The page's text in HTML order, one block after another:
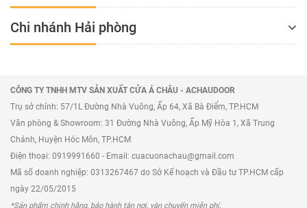
Lưu ý báo giá cửa cuốn Đức Mitadoor OT70
nhau.Tham khảo thêm báo giá các dòng cửa
cuốn Đức tại:https://achaudoor.vn/cua-cuon-duc
=>>> Tham khảo thêm sản phẩm:
Khe Thoáng Mitadoor MT500R
Chi nhánh Hải phòng
CÔNG TY TNHH MTV SẢN XUẤT CỬA Á CHÂU - ACHAUDOOR
Trụ sở chính: 57/1L Đường Nhà Vuông, Ấp 64, Xã Bà Điểm, TP.HCM
Văn phòng & Showroom: 31 Đường Nhà Vuông, Ấp Mỹ Hòa 1, Xã Trung
Chánh, Huyện Hóc Môn, TP.HCM
Điện thoại: 0919991660 - Email: cuacuonachau@gmail.com
Mã số doanh nghiệp: 0313267467 do Sở Kế hoạch và Đầu tư TP.HCM cấp
ngày 22/05/2015
*Sản phẩm chính hãng, bảo hành tận nơi, vận chuyển miễn phí.